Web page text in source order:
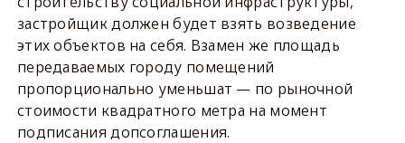
застройщик должен будет взять возведение
этих объектов на себя. Взамен же площадь
передаваемых городу помещений
пропорционально уменьшат — по рыночной
стоимости квадратного метра на момент
подписания допсоглашения.